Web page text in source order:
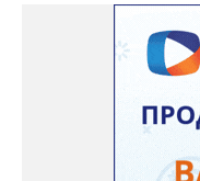
как живут люди без
под асфальта хлещет
это нам было сказано
которое горожане
во ВКонтакте (стиль,
обращением есть видео
Александровна,
«источнику», откуда
комментариев под